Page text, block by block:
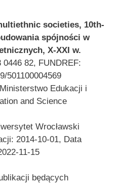
societies, 10th-
spójności w
X-XXI w.
82, FUNDREF:
501100004569
Edukacji i
and Science
Wrocławski
2014-10-01, Data
11-15
będących